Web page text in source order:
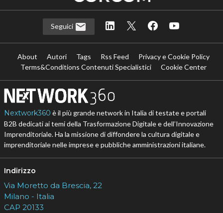
Seguici
About Autori Tags Rss Feed
Privacy e Cookie Policy
Terms&Conditions Contenuti Specialistici
Cookie Center
Nextwork360 è il più grande network in Italia di testate e portali
B2B dedicati ai temi della Trasformazione Digitale e dell’Innovazione
Imprenditoriale. Ha la missione di diffondere la cultura digitale e
imprenditoriale nelle imprese e pubbliche amministrazioni italiane.
Indirizzo
Via Moretto da Brescia, 22
Milano - Italia
CAP 20133